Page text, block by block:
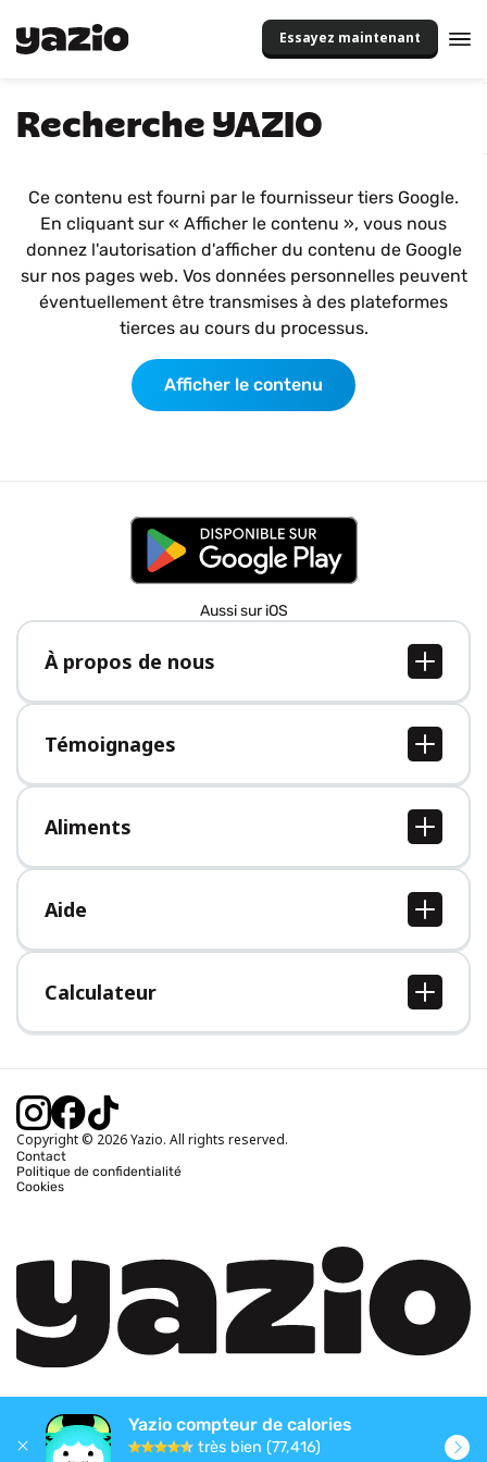
Essayez maintenant
Recherche YAZIO
Ce contenu est fourni par le fournisseur tiers Google.
En cliquant sur « Afficher le contenu », vous nous
donnez l'autorisation d'afficher du contenu de Google
sur nos pages web. Vos données personnelles peuvent
éventuellement être transmises à des plateformes
tierces au cours du processus.
Afficher le contenu
Aussi sur iOS
À propos de nous
À propos de nous
Postes
Presse
Témoignages
Tous les témoignages
Aliments
Tous les aliments
Aide
Centre d'aide
Calculateur
Calcul IMC
Calcul poids idéal
Calcul calories brûlées
Copyright © 2026 Yazio. All rights reserved.
Contact
Politique de confidentialité
Cookies
Yazio compteur de calories
très bien (77,416)